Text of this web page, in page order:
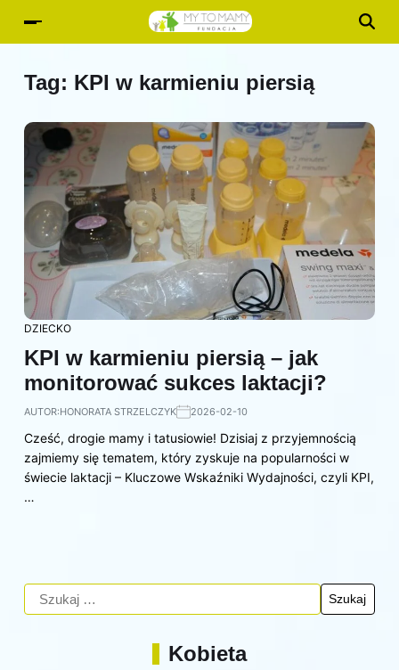
Tag: KPI w karmieniu piersią
DZIECKO
KPI w karmieniu piersią – jak
monitorować sukces laktacji?
AUTOR:HONORATA STRZELCZYK 2026-02-10
Cześć, drogie mamy i tatusiowie! Dzisiaj z przyjemnością
zajmiemy się tematem, który zyskuje na popularności w
świecie laktacji – Kluczowe Wskaźniki Wydajności, czyli KPI,
…
Kobieta